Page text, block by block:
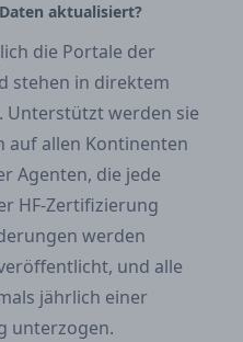
aktualisiert?
die Portale der
stehen in direktem
Unterstützt werden sie
auf allen Kontinenten
Agenten, die jede
HF-Zertifizierung
werden
und alle
jährlich einer
unterzogen.